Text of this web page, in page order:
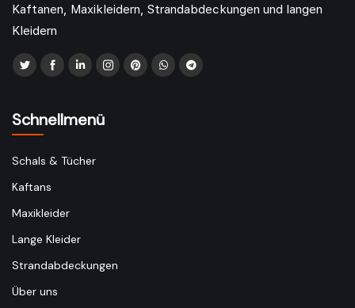
Kaftanen, Maxikleidern, Strandabdeckungen und langen
Kleidern
Schnellmenü
Schals & Tücher
Kaftans
Maxikleider
Lange Kleider
Strandabdeckungen
Über uns